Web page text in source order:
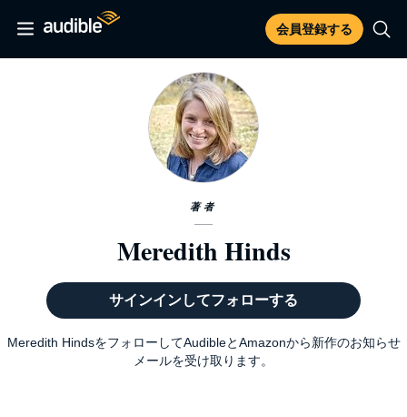
会員登録する
著者
Meredith Hinds
サインインしてフォローする
Meredith HindsをフォローしてAudibleとAmazonから新作のお知らせ
メールを受け取ります。